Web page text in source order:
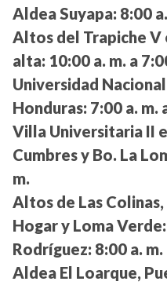
Aldea Suyapa: 8:00
Altos del Trapiche V
alta: 10:00 a. m. a
Universidad
Honduras: 7:00 a. m.
Villa Universitaria II
Cumbres y Bo. La
m.
Altos de Las
Hogar y Loma Verde:
Rodríguez: 8:00 a. m.
Aldea El Loarque,